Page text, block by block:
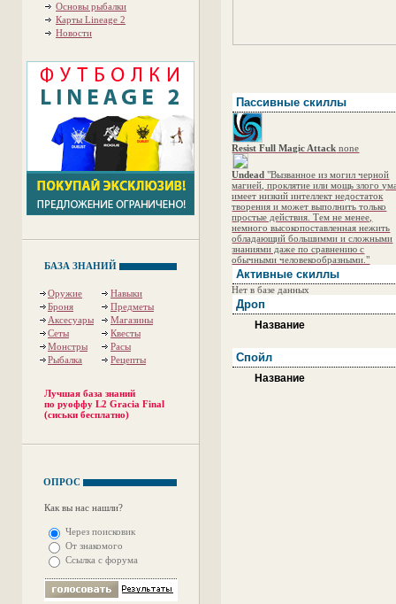
Основы рыбалки
Карты Lineage 2
Новости
БАЗА ЗНАНИЙ
Оружие
Навыки
Броня
Предметы
Аксесуары
Магазины
Сеты
Квесты
Монстры
Расы
Рыбалка
Рецепты
Лучшая база знаний
по руоффу L2 Gracia Final
(сиськи бесплатно)
ОПРОС
Как вы нас нашли?
Через поисковик
От знакомого
Ссылка с форума
Пассивные скиллы
Resist Full Magic Attack none
Undead "Вызванное из могил черной
магией, проклятие или мощь злого
имеет низкий интеллект недостаток
творения и может выполнить только
простые действия. Тем не менее,
немного высокопоставленная нежить
обладающий большимми и сложными
знаниями даже по сравнению с
обычными человекообразными."
Активные скиллы
Нет в базе данных
Дроп
Название
Спойл
Название